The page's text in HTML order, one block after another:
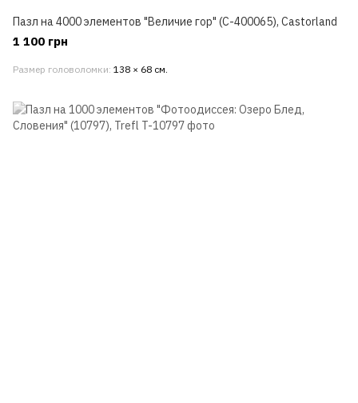
Пазл на 4000 элементов "Величие гор" (C-400065), Castorland
1 100 грн
Размер головоломки 138 × 68 см.